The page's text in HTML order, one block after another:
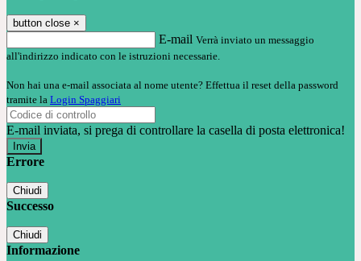
button close ×
E-mail Verrà inviato un messaggio
all'indirizzo indicato con le istruzioni necessarie.
Non hai una e-mail associata al nome utente? Effettua il reset della password
tramite la Login Spaggiari
E-mail inviata, si prega di controllare la casella di posta elettronica!
Errore
Chiudi
Successo
Chiudi
Informazione